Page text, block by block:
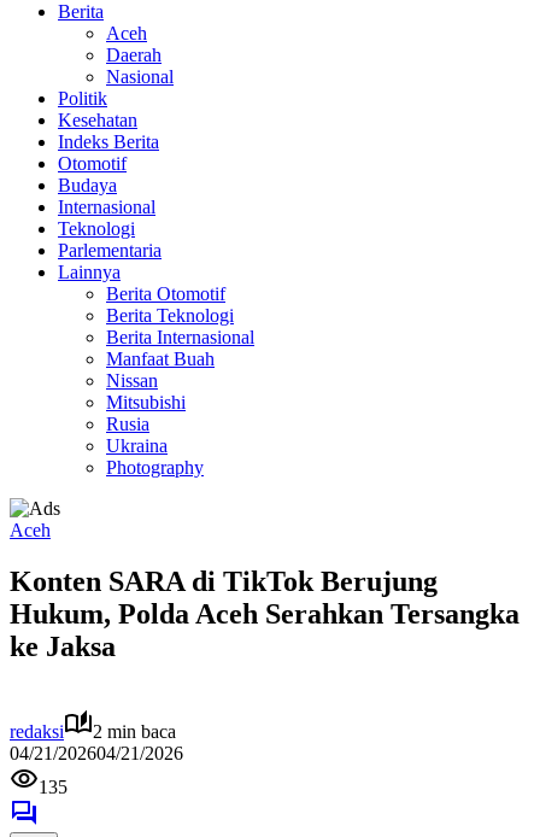
Berita
Aceh
Daerah
Nasional
Politik
Kesehatan
Indeks Berita
Otomotif
Budaya
Internasional
Teknologi
Parlementaria
Lainnya
Berita Otomotif
Berita Teknologi
Berita Internasional
Manfaat Buah
Nissan
Mitsubishi
Rusia
Ukraina
Photography
Aceh
Konten SARA di TikTok Berujung
Hukum, Polda Aceh Serahkan Tersangka
ke Jaksa
redaksi
2 min baca
04/21/202604/21/2026
135